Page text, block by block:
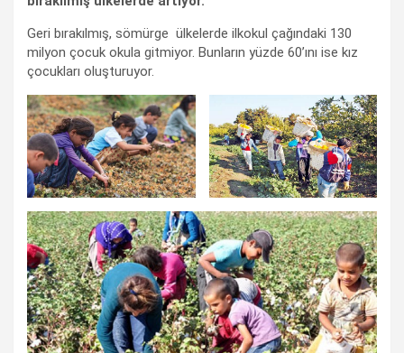
Geri bırakılmış, sömürge ülkelerde ilkokul çağındaki 130
milyon çocuk okula gitmiyor. Bunların yüzde 60’ını ise kız
çocukları oluşturuyor.